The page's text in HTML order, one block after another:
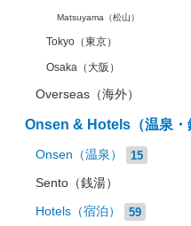
Matsuyama（松山）
Tokyo（東京）
Osaka（大阪）
Overseas（海外）
Onsen & Hotels（温泉・
Onsen（温泉） 15
Sento（銭湯）
Hotels（宿泊） 59